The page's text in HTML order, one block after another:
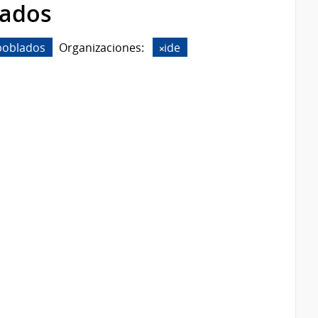
Organizaciones: ide